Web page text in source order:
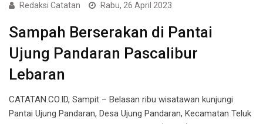
Redaksi Catatan Rabu, 26 April 2023
Sampah Berserakan di Pantai
Ujung Pandaran Pascalibur
Lebaran
CATATAN.CO.ID, Sampit – Belasan ribu wisatawan kunjungi
Pantai Ujung Pandaran, Desa Ujung Pandaran, Kecamatan Teluk